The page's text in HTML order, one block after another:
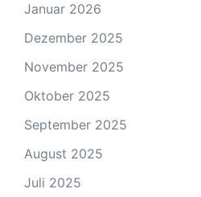
Januar 2026
Dezember 2025
November 2025
Oktober 2025
September 2025
August 2025
Juli 2025